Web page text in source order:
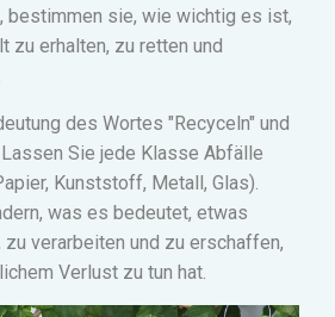
bestimmen sie, wie wichtig es ist,
zu erhalten, zu retten und
des Wortes "Recyceln" und
Sie jede Klasse Abfälle
Kunststoff, Metall, Glas).
was es bedeutet, etwas
zu verarbeiten und zu erschaffen,
Verlust zu tun hat.